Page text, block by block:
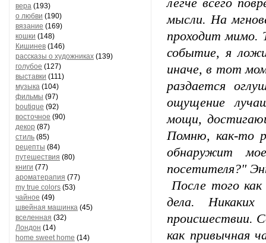
вера (193)
о любви (190)
вязание (169)
кошки (148)
Кишинев (146)
рассказы о художниках (139)
голубое (127)
выставки (111)
музыка (104)
фильмы (97)
boutique (92)
восточное (90)
декор (87)
стиль (85)
рецепты (84)
путешествия (80)
книги (77)
ароматерапия (77)
my true colors (53)
чайное (49)
швейная машинка (45)
вселенная (32)
Лондон (14)
home sweet home (14)
легче всего
мысли. На
проходит мимо.
событие, я
иначе, в тот
раздается
ощущение
мощи,
Помню, как-то
обнаружит
посетителя?"
После того
дела.
происшествии.
как привычная